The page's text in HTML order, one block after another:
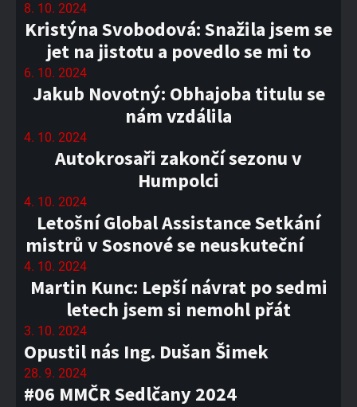
8. 10. 2024
Kristýna Svobodová: Snažila jsem se
jet na jistotu a povedlo se mi to
6. 10. 2024
Jakub Novotný: Obhajoba titulu se
nám vzdálila
4. 10. 2024
Autokrosaři zakončí sezonu v
Humpolci
4. 10. 2024
Letošní Global Assistance Setkání
mistrů v Sosnové se neuskuteční
4. 10. 2024
Martin Kunc: Lepší návrat po sedmi
letech jsem si nemohl přát
3. 10. 2024
Opustil nás Ing. Dušan Šimek
28. 9. 2024
#06 MMČR Sedlčany 2024